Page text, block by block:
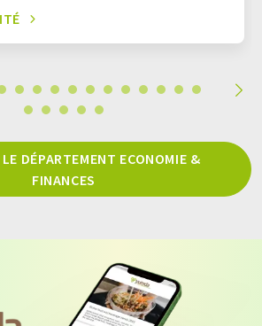
DÉPARTEMENT ECONOMIE &
FINANCES